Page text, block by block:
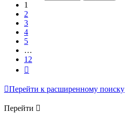
1
2
3
4
5
…
12
Перейти к расширенному поиску
Перейти